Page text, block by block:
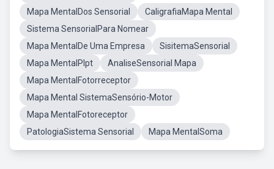
Mapa MentalDos Sensorial
CaligrafiaMapa Mental
Sistema SensorialPara Nomear
Mapa MentalDe Uma Empresa
SisitemaSensorial
Mapa MentalPlpt
AnaliseSensorial Mapa
Mapa MentalFotorreceptor
Mapa Mental SistemaSensório-Motor
Mapa MentalFotoreceptor
PatologiaSistema Sensorial
Mapa MentalSoma